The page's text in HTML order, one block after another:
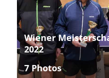
Wiener
2022
7 Photos